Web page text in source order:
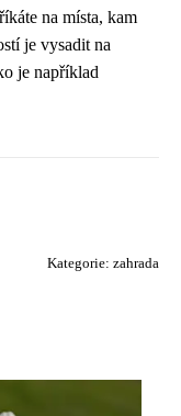
na místa, kam
je vysadit na
je například
Kategorie: zahrada